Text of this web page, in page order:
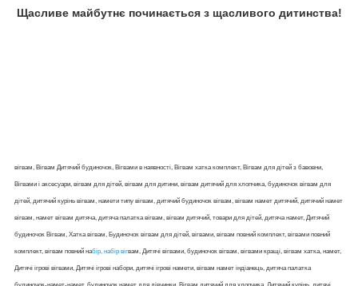
Щасливе майбутнє починається з щасливого дитинства!
вігвам, Вігвам Дитячий будиночок, Вігвами в наявності, Вігвам хатка комплект, Вігвам для дітей з бавовни,
Вігвами і аксесуари, вігвам для дітей, вігвам для дитини, вігвам дитячий для хлопчика, будиночок вігвам для
дітей, дитячий курінь вігвам, намети типу вігвам, дитячий будиночок вігвам, вігвам намет дитячий, дитячий намет
вігвам, намет вігвам дитяча, дитяча палатка вігвам, вігвам дитячий, товари для дітей, дитяча намет, Дитячий
будиночок Вігвам, Хатка вігвам, Будиночок вігвам для дітей, вігвами, вігвам повний комплект, вігвами повний
комплект, вігвам повний набір, набір вігвам, Дитячі вігвами, будиночок вігвам, вігвами кращі, вігвам хатка, намет,
Дитячі ігрові вігвами, Дитячі ігрові набори, дитячі ігрові намети, вігвам намет індіанець, дитяча палатка